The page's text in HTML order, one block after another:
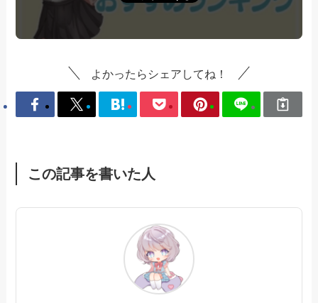
よかったらシェアしてね！
この記事を書いた人